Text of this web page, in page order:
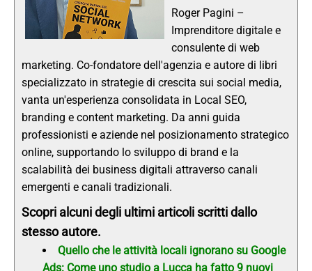
Roger Pagini –
Imprenditore digitale e
consulente di web
marketing. Co-fondatore dell'agenzia e autore di libri
specializzato in strategie di crescita sui social media,
vanta un'esperienza consolidata in Local SEO,
branding e content marketing. Da anni guida
professionisti e aziende nel posizionamento strategico
online, supportando lo sviluppo di brand e la
scalabilità dei business digitali attraverso canali
emergenti e canali tradizionali.
Scopri alcuni degli ultimi articoli scritti dallo
stesso autore.
Quello che le attività locali ignorano su Google
Ads: Come uno studio a Lucca ha fatto 9 nuovi